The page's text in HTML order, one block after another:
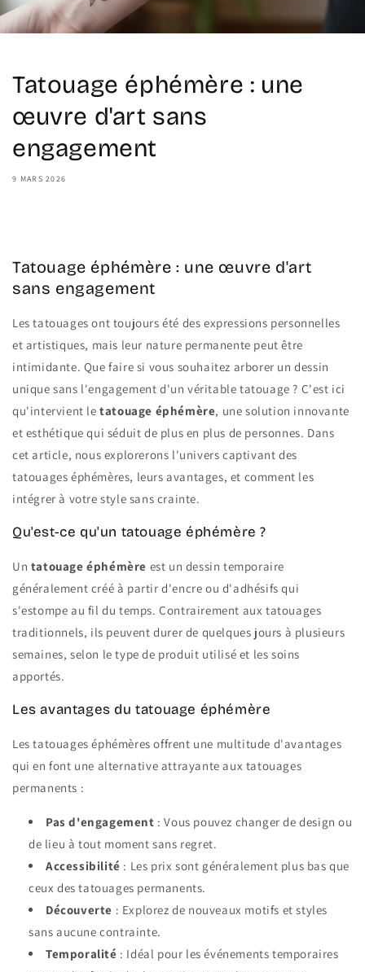
Tatouage éphémère : une
œuvre d'art sans
engagement
9 MARS 2026
Tatouage éphémère : une œuvre d'art
sans engagement
Les tatouages ont toujours été des expressions personnelles
et artistiques, mais leur nature permanente peut être
intimidante. Que faire si vous souhaitez arborer un dessin
unique sans l'engagement d'un véritable tatouage ? C'est ici
qu'intervient letatouage éphémère, une solution innovante
et esthétique qui séduit de plus en plus de personnes. Dans
cet article, nous explorerons l'univers captivant des
tatouages éphémères, leurs avantages, et comment les
intégrer à votre style sans crainte.
Qu'est-ce qu'un tatouage éphémère ?
Un tatouage éphémère est un dessin temporaire
généralement créé à partir d'encre ou d'adhésifs qui
s'estompe au fil du temps. Contrairement aux tatouages
traditionnels, ils peuvent durer de quelques jours à plusieurs
semaines, selon le type de produit utilisé et les soins
apportés.
Les avantages du tatouage éphémère
Les tatouages éphémères offrent une multitude d'avantages
qui en font une alternative attrayante aux tatouages
permanents :
Pas d'engagement : Vous pouvez changer de design ou
de lieu à tout moment sans regret.
Accessibilité : Les prix sont généralement plus bas que
ceux des tatouages permanents.
Découverte : Explorez de nouveaux motifs et styles
sans aucune contrainte.
Temporalité : Idéal pour les événements temporaires